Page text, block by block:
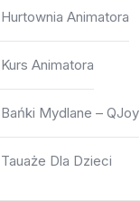
Hurtownia Animatora
Kurs Animatora
Bańki Mydlane – QJoy
Tauaże Dla Dzieci